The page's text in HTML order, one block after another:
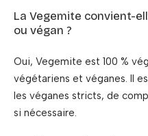
La Vegemite convient-
ou végan ?
Oui, Vegemite est 100 %
végétariens et véganes. Il
les véganes stricts, de
si nécessaire.